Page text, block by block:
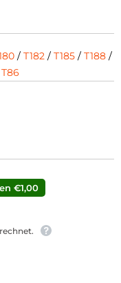
/ T182 / T185 / T188 /
T86
€1,00